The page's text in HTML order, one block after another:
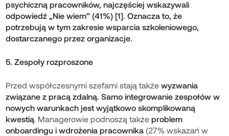
psychiczną pracowników, najczęściej wskazywali
odpowiedź „Nie wiem” (41%) [1]. Oznacza to, że
potrzebują w tym zakresie wsparcia szkoleniowego,
dostarczanego przez organizacje.
5. Zespoły rozproszone
Przed współczesnymi szefami stają takżewyzwania
związane z pracą zdalną. Samo integrowanie zespołów w
nowych warunkach jest wyjątkowo skomplikowaną
kwestią. Managerowie podnoszą takżeproblem
onboardingu i wdrożenia pracownika (27% wskazań w